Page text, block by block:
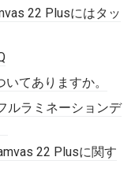
22 Plusにはタッ
てありますか。
ルラミネーションデ
22 Plusに関す